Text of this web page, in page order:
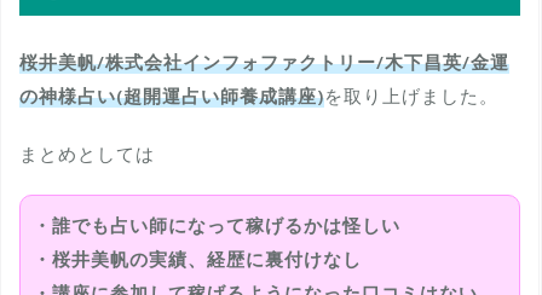
桜井美帆/株式会社インフォファクトリー/木下昌英/金運
の神様占い(超開運占い師養成講座)を取り上げました。
まとめとしては
・誰でも占い師になって稼げるかは怪しい
・桜井美帆の実績、経歴に裏付けなし